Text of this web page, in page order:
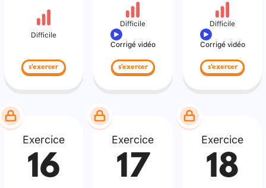
Difficile
s'exercer
Difficile
Corrigé vidéo
s'exercer
Difficile
Corrigé vidéo
s'exercer
Exercice
16
Exercice
17
Exercice
18